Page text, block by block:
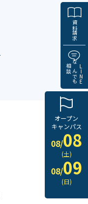
資料請求
LINE
なんでも
相談
オープン
キャンパス
08/08
(土)
08/09
(日)